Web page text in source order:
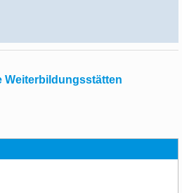
Weiterbildungsstätten